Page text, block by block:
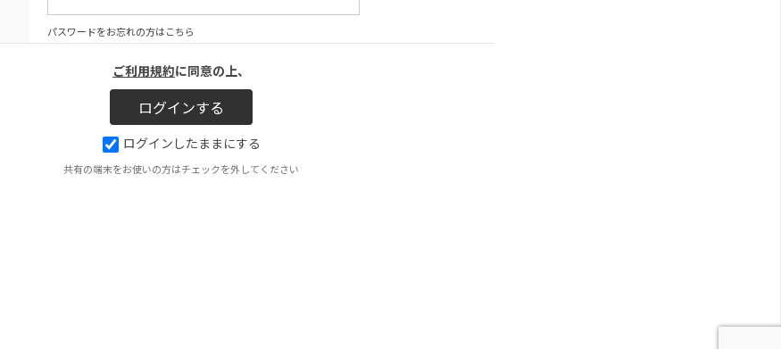
パスワードをお忘れの方はこちら
ご利用規約に同意の上、
ログインしたままにする
共有の端末をお使いの方はチェックを外してください